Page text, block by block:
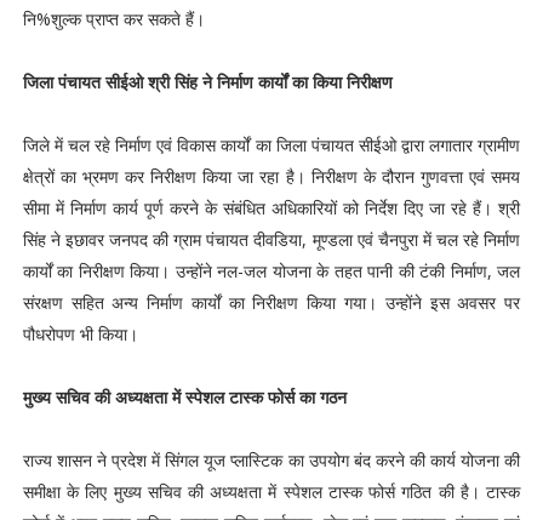
नि%शुल्क प्राप्त कर सकते हैं।
जिला पंचायत सीईओ श्री सिंह ने निर्माण कार्यों का किया निरीक्षण
जिले में चल रहे निर्माण एवं विकास कार्यों का जिला पंचायत सीईओ द्वारा लगातार ग्रामीण
क्षेत्रों का भ्रमण कर निरीक्षण किया जा रहा है। निरीक्षण के दौरान गुणवत्ता एवं समय
सीमा में निर्माण कार्य पूर्ण करने के संबंधित अधिकारियों को निर्देश दिए जा रहे हैं। श्री
सिंह ने इछावर जनपद की ग्राम पंचायत दीवडिया, मूण्डला एवं चैनपुरा में चल रहे निर्माण
कार्यों का निरीक्षण किया। उन्होंने नल-जल योजना के तहत पानी की टंकी निर्माण, जल
संरक्षण सहित अन्य निर्माण कार्यों का निरीक्षण किया गया। उन्होंने इस अवसर पर
पौधरोपण भी किया।
मुख्य सचिव की अध्यक्षता में स्पेशल टास्क फोर्स का गठन
राज्य शासन ने प्रदेश में सिंगल यूज प्लास्टिक का उपयोग बंद करने की कार्य योजना की
समीक्षा के लिए मुख्य सचिव की अध्यक्षता में स्पेशल टास्क फोर्स गठित की है। टास्क